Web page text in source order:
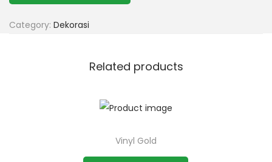
Category: Dekorasi
Related products
Vinyl Gold